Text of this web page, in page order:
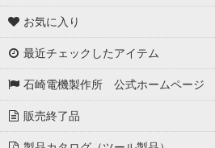
お気に入り
最近チェックしたアイテム
石崎電機製作所 公式ホームページ
販売終了品